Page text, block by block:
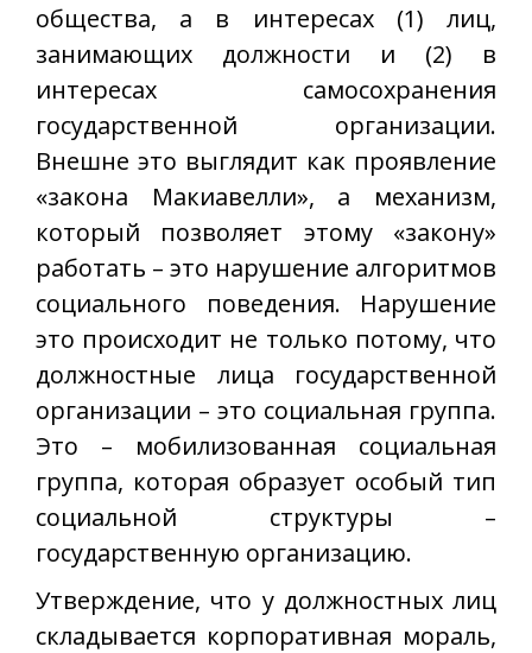
общества, а в интересах (1) лиц,
занимающих должности и (2) в
интересах самосохранения
государственной организации.
Внешне это выглядит как проявление
«закона Макиавелли», а механизм,
который позволяет этому «закону»
работать – это нарушение алгоритмов
социального поведения. Нарушение
это происходит не только потому, что
должностные лица государственной
организации – это социальная группа.
Это – мобилизованная социальная
группа, которая образует особый тип
социальной структуры –
государственную организацию.
Утверждение, что у должностных лиц
складывается корпоративная мораль,